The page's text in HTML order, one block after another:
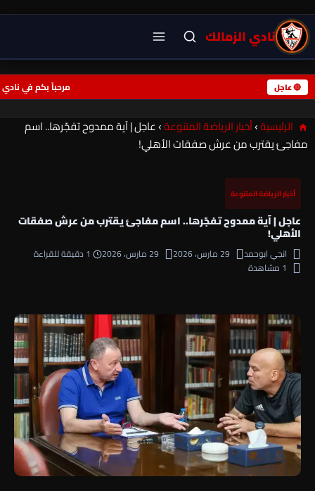
نادي الزمالك
🔴 عاجل مرحباً بكم في نادي الزمالك - موقعكم الرياضي الأول ◆ مرحباً بكم
الرئيسية›أخبار الرياضة المتنوعة›عاجل | آية ممدوح تفجّرها.. اسم
مفاجئ يقترب من عرش صفقات الأهلي!
أخبار الرياضة المتنوعة
عاجل | آية ممدوح تفجّرها.. اسم مفاجئ يقترب من عرش صفقات
الأهلي!
انجي ابوحمد 29 مارس، 2026 29 مارس، 2026
1 دقيقة للقراءة
1 مشاهدة